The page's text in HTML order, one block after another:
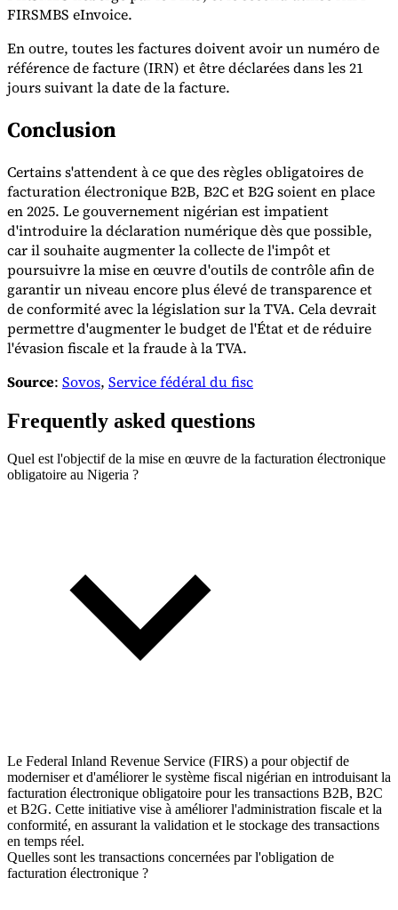
FIRSMBS eInvoice.
En outre, toutes les factures doivent avoir un numéro de
référence de facture (IRN) et être déclarées dans les 21
jours suivant la date de la facture.
Conclusion
Certains s'attendent à ce que des règles obligatoires de
facturation électronique B2B, B2C et B2G soient en place
en 2025. Le gouvernement nigérian est impatient
d'introduire la déclaration numérique dès que possible,
car il souhaite augmenter la collecte de l'impôt et
poursuivre la mise en œuvre d'outils de contrôle afin de
garantir un niveau encore plus élevé de transparence et
de conformité avec la législation sur la TVA. Cela devrait
permettre d'augmenter le budget de l'État et de réduire
l'évasion fiscale et la fraude à la TVA.
Source: Sovos, Service fédéral du fisc
Frequently asked questions
Quel est l'objectif de la mise en œuvre de la facturation électronique
obligatoire au Nigeria ?
Le Federal Inland Revenue Service (FIRS) a pour objectif de
moderniser et d'améliorer le système fiscal nigérian en introduisant la
facturation électronique obligatoire pour les transactions B2B, B2C
et B2G. Cette initiative vise à améliorer l'administration fiscale et la
conformité, en assurant la validation et le stockage des transactions
en temps réel.
Quelles sont les transactions concernées par l'obligation de
facturation électronique ?